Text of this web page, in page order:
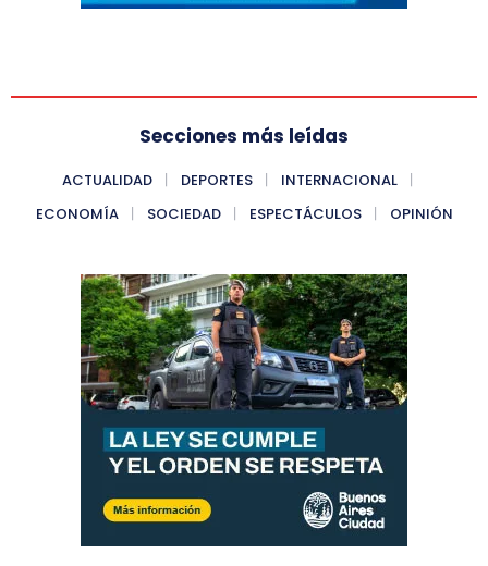
Secciones más leídas
ACTUALIDAD DEPORTES
INTERNACIONAL
ECONOMÍA
SOCIEDAD ESPECTÁCULOS OPINIÓN